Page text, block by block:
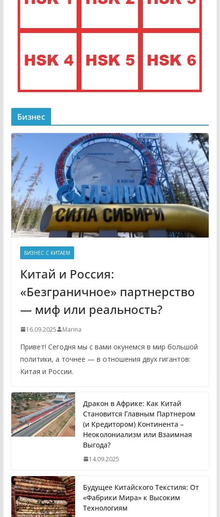
Бизнес
БИЗНЕС С КИТАЕМ
Китай и Россия:
«Безграничное» партнерство
— миф или реальность?
16.09.2025 Marina
Привет! Сегодня мы с вами окунемся в мир большой
политики, а точнее — в отношения двух гигантов:
Китая и России.
Дракон в Африке: Как Китай
Становится Главным Партнером
(и Кредитором) Континента –
Неоколониализм или Взаимная
Выгода?
14.09.2025
Будущее Китайского Текстиля: От
«Фабрики Мира» к Высоким
Технологиям